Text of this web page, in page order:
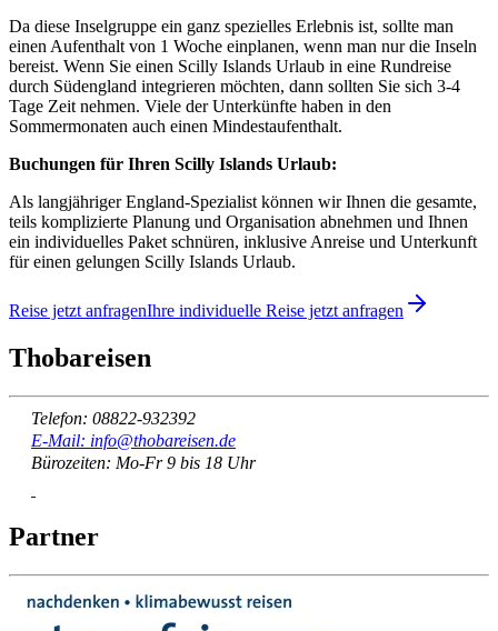
Da diese Inselgruppe ein ganz spezielles Erlebnis ist, sollte man
einen Aufenthalt von 1 Woche einplanen, wenn man nur die Inseln
bereist. Wenn Sie einen Scilly Islands Urlaub in eine Rundreise
durch Südengland integrieren möchten, dann sollten Sie sich 3-4
Tage Zeit nehmen. Viele der Unterkünfte haben in den
Sommermonaten auch einen Mindestaufenthalt.
Buchungen für Ihren Scilly Islands Urlaub:
Als langjähriger England-Spezialist können wir Ihnen die gesamte,
teils komplizierte Planung und Organisation abnehmen und Ihnen
ein individuelles Paket schnüren, inklusive Anreise und Unterkunft
für einen gelungen Scilly Islands Urlaub.
Reise jetzt anfragenIhre individuelle Reise jetzt anfragen
Thobareisen
Telefon: 08822-932392
E-Mail: info@thobareisen.de
Bürozeiten: Mo-Fr 9 bis 18 Uhr
Partner